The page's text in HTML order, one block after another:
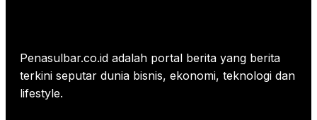
Penasulbar.co.id adalah portal berita yang berita
terkini seputar dunia bisnis, ekonomi, teknologi dan
lifestyle.